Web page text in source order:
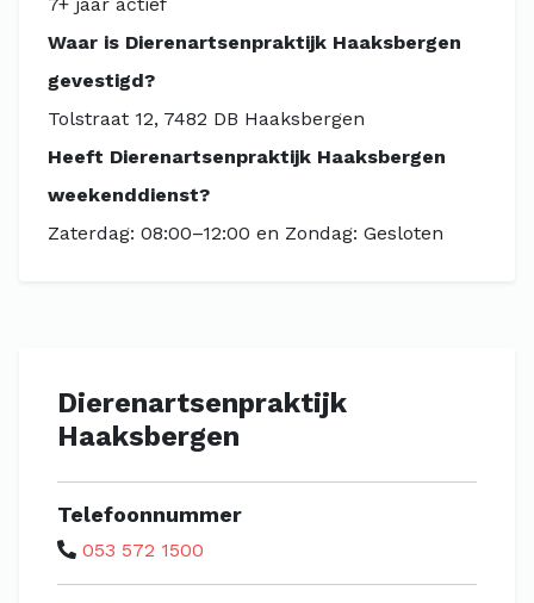
Waar is Dierenartsenpraktijk Haaksbergen
gevestigd?
Tolstraat 12, 7482 DB Haaksbergen
Heeft Dierenartsenpraktijk Haaksbergen
weekenddienst?
Zaterdag: 08:00–12:00 en Zondag: Gesloten
Dierenartsenpraktijk
Haaksbergen
Telefoonnummer
053 572 1500